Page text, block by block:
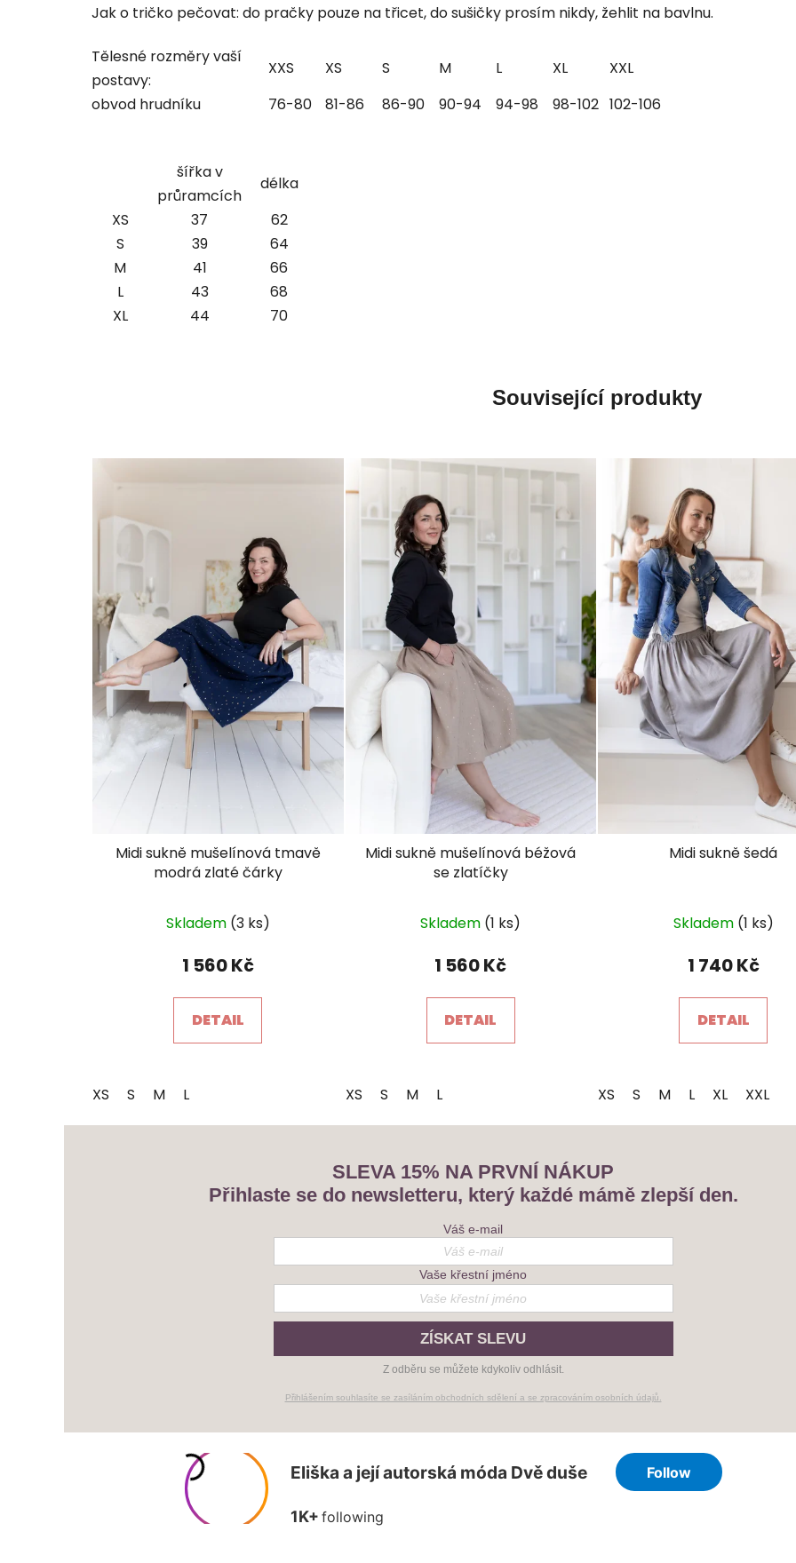
Jak o tričko pečovat: do pračky pouze na třicet, do sušičky prosím nikdy, žehlit na bavlnu.
Tělesné rozměry vaší
postavy:
XXS XS S M L XL
XXL
obvod hrudníku
76-80 81-86 86-90 90-94 94-98 98-102 102-106
šířka v
průramcích
délka
XS
37
62
S
39
64
M
41
66
L
43
68
XL
44 70
Související produkty
Midi sukně mušelínová tmavě
modrá zlaté čárky
hodnocení
produktu
5,0
z
Skladem (3 ks)
1 560 Kč
DETAIL
XS S M L
Midi sukně mušelínová béžová
se zlatíčky
hodnocení
produktu
5,0
z
Skladem (1 ks)
1 560 Kč
DETAIL
XS S M L
Midi sukně šedá
produktu
5,0
z
Skladem (1 ks)
1 740 Kč
DETAIL
XS S M L XL XXL
SLEVA 15% NA PRVNÍ NÁKUP
Přihlaste se do newsletteru, který každé mámě zlepší den.
Váš e-mail
Vaše křestní jméno
ZÍSKAT SLEVU
Z odběru se můžete kdykoliv odhlásit.
Přihlášením souhlasíte se zasíláním obchodních sdělení a se zpracováním osobních údajů.